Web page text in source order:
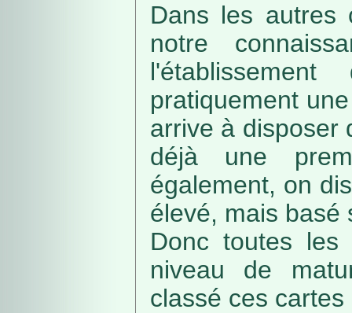
Dans les autres
notre
pratiquement
arrive à disposer
déjà une
également, on
élevé, mais basé
Donc toutes
niveau de
classé ces